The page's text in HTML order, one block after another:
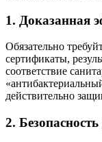
1. Доказанная
Обязательно
сертификаты,
соответствие
действительно
2.